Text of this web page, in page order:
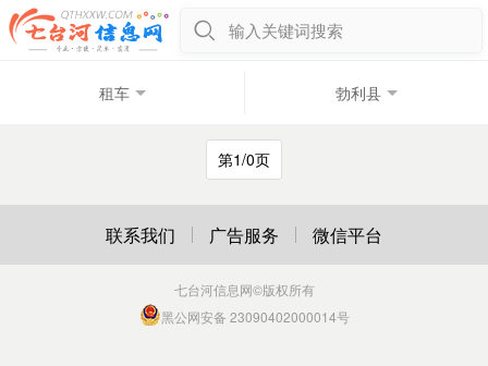
输入关键词搜索
租车 勃利县
第1/0页
联系我们 广告服务 微信平台
七台河信息网©版权所有
黑公网安备 23090402000014号